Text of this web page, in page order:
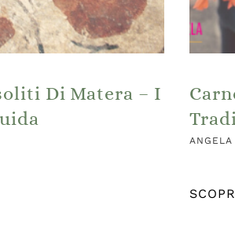
Di Matera – I
ANGELA